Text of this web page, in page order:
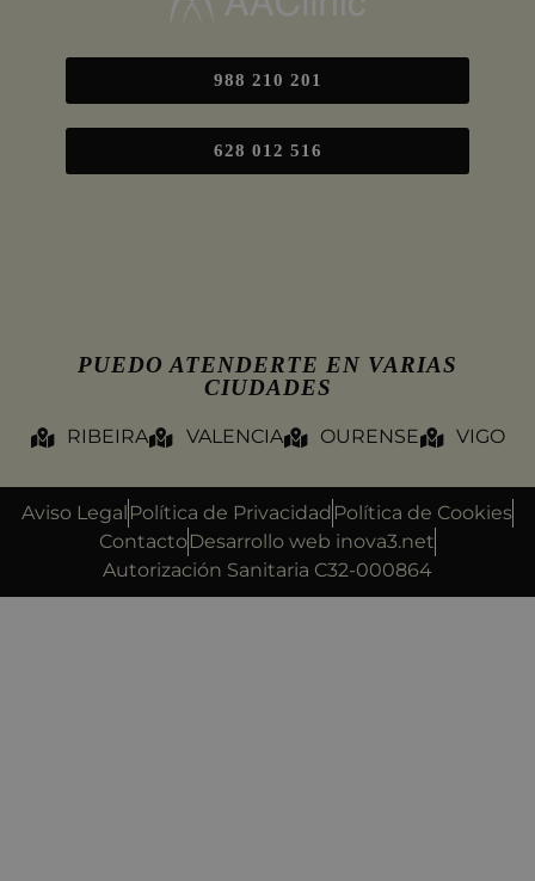
988 210 201
628 012 516
PUEDO ATENDERTE EN VARIAS
CIUDADES
RIBEIRA VALENCIA OURENSE VIGO
Aviso Legal Política de Privacidad Política de Cookies
ContactoDesarrollo web inova3.net
Autorización Sanitaria C32-000864